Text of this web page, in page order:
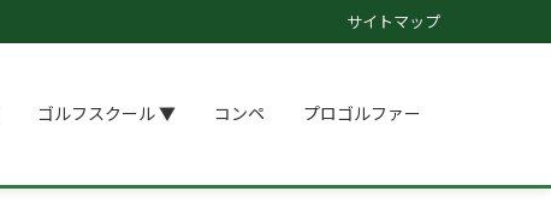
サイトマップ
ゴルフスクール ▼ コンペ プロゴルファー